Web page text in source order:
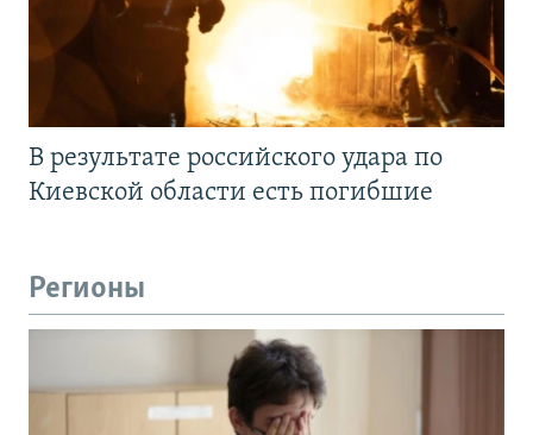
В результате российского удара по
Киевской области есть погибшие
Регионы